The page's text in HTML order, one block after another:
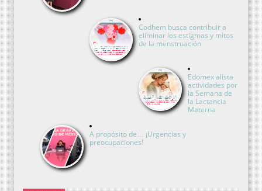
Codhem busca contribuir a
eliminar los estigmas y mitos
de la menstruación
Edomex alista
actividades por
la Semana de
la Lactancia
Materna
A propósito de… ¡Urgencias y
preocupaciones!